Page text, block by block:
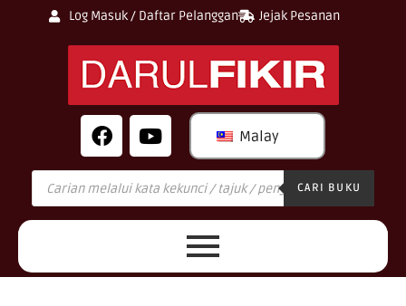
Log Masuk / Daftar Pelanggan Jejak Pesanan
Malay
CARI BUKU